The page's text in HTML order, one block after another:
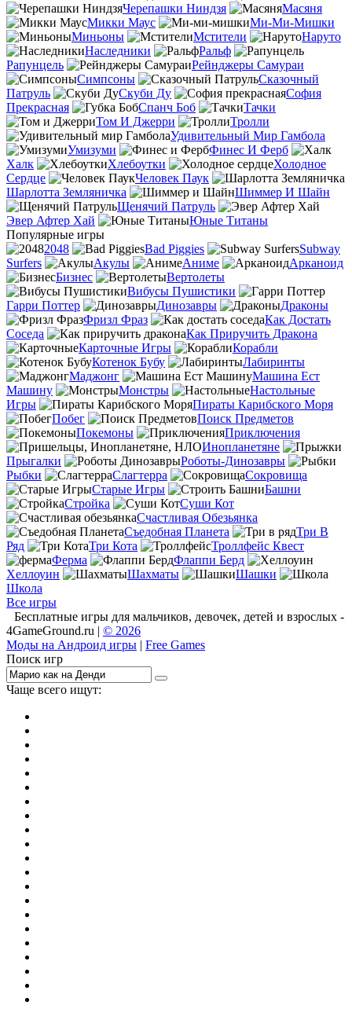
Черепашки Ниндзя
Масяня
Микки Маус
Ми-Ми-Мишки
Миньоны
Мстители
Наруто
Наследники
Ральф
Рапунцель
Рейнджеры Самураи
Симпсоны
Сказочный
Патруль
Скуби Ду
София
Прекрасная
Спанч Боб
Тачки
Том И Джерри
Тролли
Удивительный Мир Гамбола
Умизуми
Финес И Ферб
Халк
Хлебоутки
Холодное
Сердце
Человек Паук
Шарлотта Земляничка
Шиммер И Шайн
Щенячий Патруль
Эвер Афтер Хай
Юные Титаны
Популярные игры
2048
Bad Piggies
Subway
Surfers
Акулы Аниме
Арканоид
Бизнес
Вертолеты
Вибусы Пушистики
Гарри Поттер
Динозавры
Драконы
Фризл Фраз
Как Достать
Соседа
Как Приручить Дракона
Карточные Игры
Корабли
Котенок Бубу
Лабиринты
Маджонг
Машина Ест
Машину
Монстры
Настольные
Игры
Пираты Карибского Моря
Побег
Поиск Предметов
Покемоны
Приключения
Инопланетяне
Прыгалки
Роботы-Динозавры
Рыбки
Слагтерра
Сокровища
Старые Игры
Башни
Стройка
Суши Кот
Счастливая Обезьянка
Съедобная Планета
Три В
Ряд
Три Кота
Троллфейс Квест
Ферма
Флаппи Берд
Хеллоуин
Шахматы
Шашки
Школа
Все игры
Бесплатные игры для мальчиков, девочек, детей и взрослых -
4GameGround.ru | © 2026
Моды на Андроид игры | Free Games
Поиск игр
Чаще всего ищут: